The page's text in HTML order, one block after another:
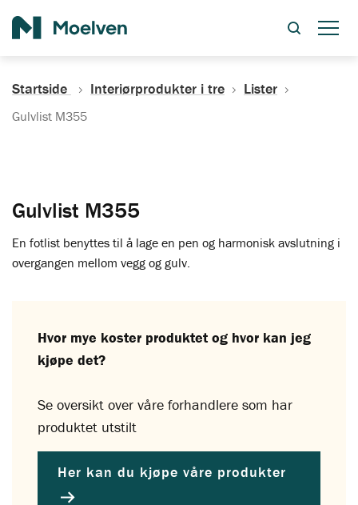
Startside Interiørprodukter i tre Lister
Gulvlist M355
En fotlist benyttes til å lage en pen og harmonisk avslutning i
overgangen mellom vegg og gulv.
Hvor mye koster produktet og hvor kan jeg
kjøpe det?
Se oversikt over våre forhandlere som har
produktet utstilt
Her kan du kjøpe våre produkter
Gulvlist M355